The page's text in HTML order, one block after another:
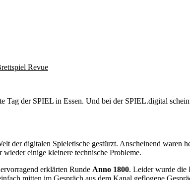
Revue
Tag der SPIEL in Essen. Und bei der SPIEL.digital
der digitalen Spieletische gestürzt. Anscheinend waren
wieder einige kleinere technische Probleme.
erklärten Runde Anno 1800. Leider wurde die
mitten im Gespräch aus dem Kanal geflogene